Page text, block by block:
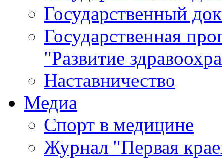
Государственный
Государственная
"Развитие
Наставничество
Медиа
Спорт в медицине
Журнал "Первая